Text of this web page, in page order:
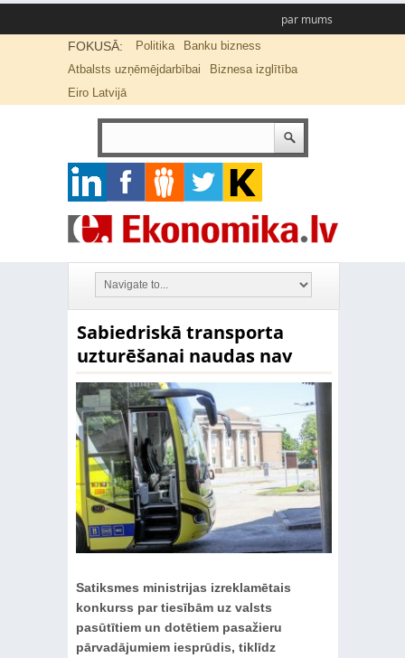
par mums
FOKUSĀ: Politika
Banku bizness
Atbalsts uzņēmējdarbībai
Biznesa izglītība
Eiro Latvijā
Sabiedriskā transporta
uzturēšanai naudas nav
Satiksmes ministrijas izreklamētais
konkurss par tiesībām uz valsts
pasūtītiem un dotētiem pasažieru
pārvadājumiem iesprūdis, tiklīdz